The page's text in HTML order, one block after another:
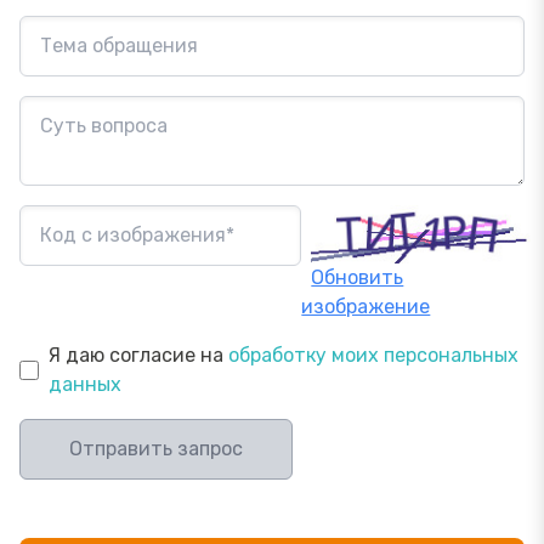
Обновить
изображение
Я даю согласие на обработку моих персональных
данных
Отправить запрос